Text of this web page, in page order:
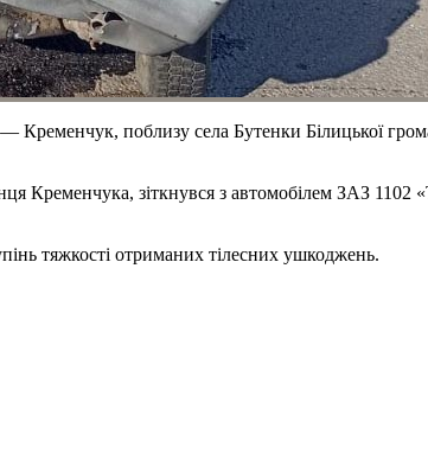
Кременчук, поблизу села Бутенки Білицької
Кременчука, зіткнувся з автомобілем ЗАЗ 1102
тяжкості отриманих тілесних ушкоджень.